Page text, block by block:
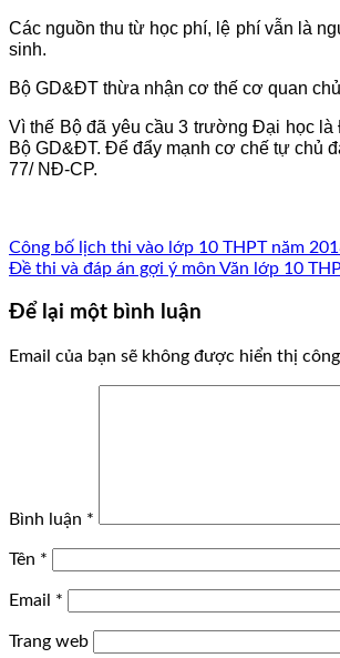
Các nguồn thu từ học phí, lệ phí vẫn là
sinh.
Bộ GD&ĐT thừa nhận cơ thế cơ quan
Vì thế Bộ đã yêu cầu 3 trường Đại học
Bộ GD&ĐT. Để đẩy mạnh cơ chế tự chủ
77/ NĐ-CP.
Công bố lịch thi vào lớp 10 THPT năm
Đề thi và đáp án gợi ý môn Văn lớp 10
Để lại một bình luận
Email của bạn sẽ không được hiển thị
Bình luận *
Tên *
Email *
Trang web